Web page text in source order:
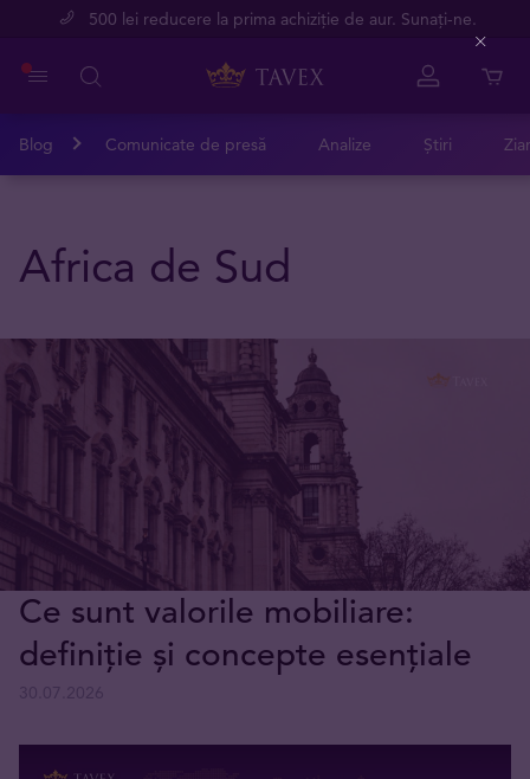
500 lei reducere la prima achiziție de aur. Sunați-ne.
Blog Comunicate de presă Analize Știri
Africa de Sud
Ce sunt valorile mobiliare:
definiție și concepte esențiale
Close